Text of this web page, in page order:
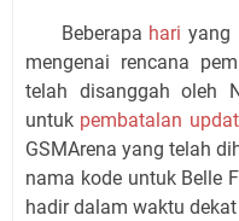
Beberapa hariyang
mengenai rencana
telah disanggah oleh
untuk pembatalan
GSMArena yang telah
nama kode untuk Belle
hadir dalam waktu